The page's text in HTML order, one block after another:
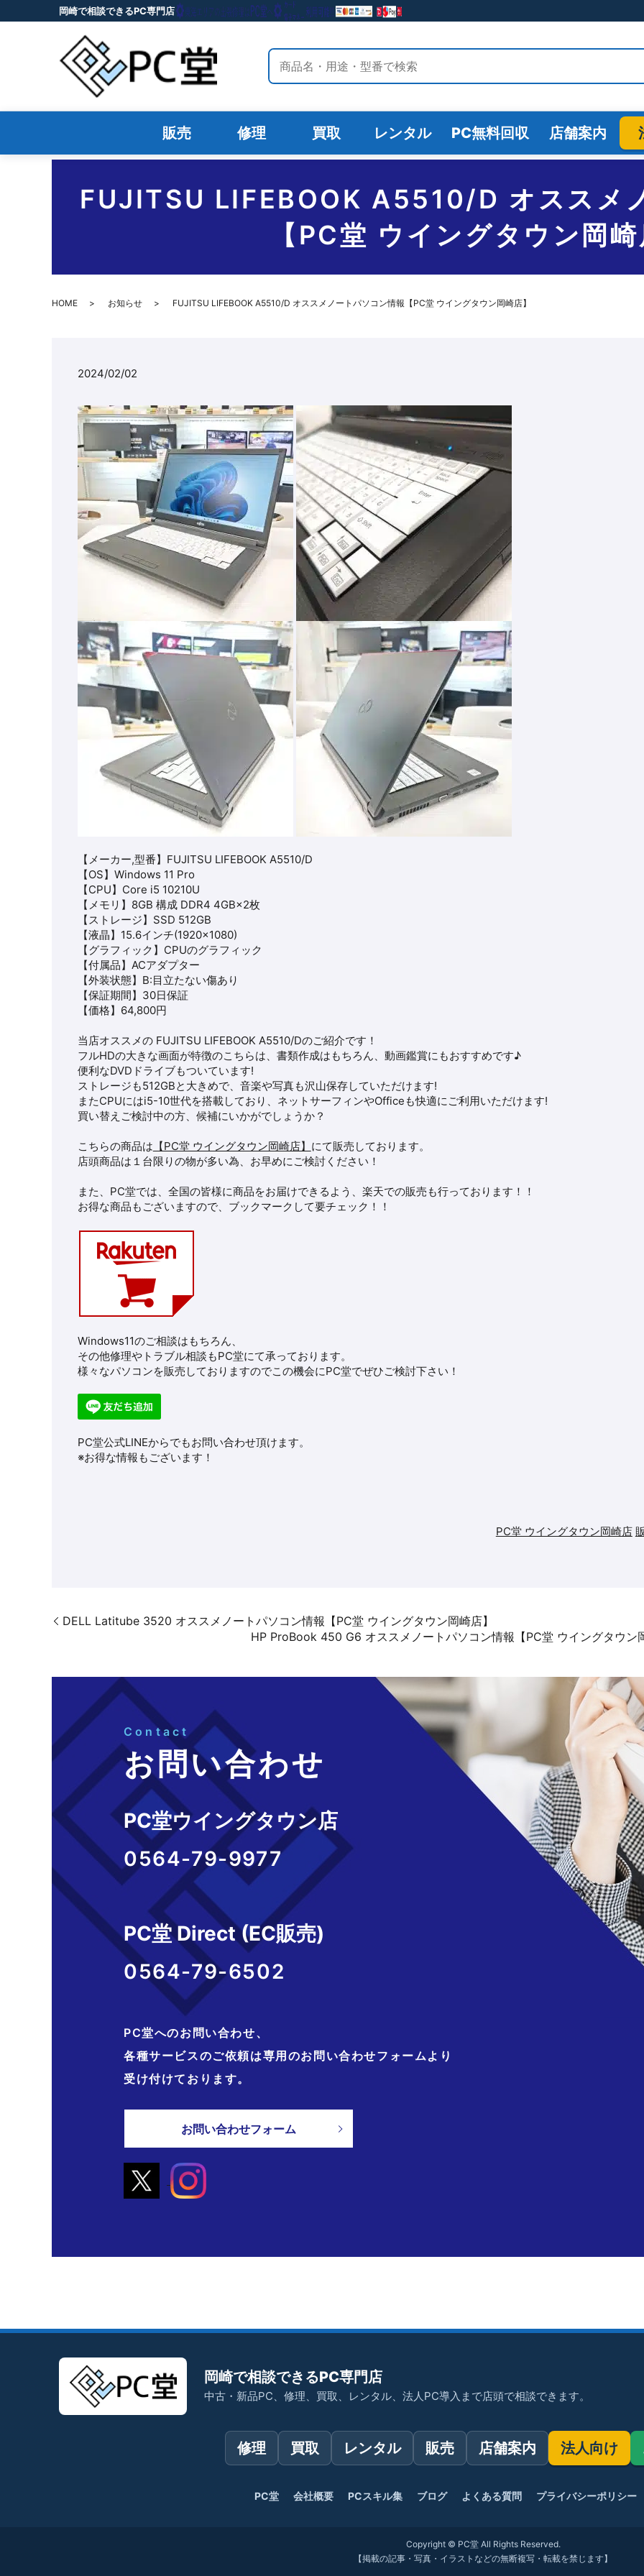
岡崎で相談できるPC専門店
サイト内検索
販売 修理 買取 レンタル PC無料回収 店舗案内
FUJITSU LIFEBOOK A5510/D オススメ
【PC堂 ウイングタウン岡
HOME お知らせ FUJITSU LIFEBOOK A5510/D オススメノートパソコン情報【PC堂 ウイングタウン岡崎店】
2024/02/02
【メーカー,型番】FUJITSU LIFEBOOK A5510/D
【OS】Windows 11 Pro
【CPU】Core i5 10210U
【メモリ】8GB 構成 DDR4 4GB×2枚
【ストレージ】SSD 512GB
【液晶】15.6インチ(1920×1080)
【グラフィック】CPUのグラフィック
【付属品】ACアダプター
【外装状態】B:目立たない傷あり
【保証期間】30日保証
【価格】64,800円
当店オススメの FUJITSU LIFEBOOK A5510/Dのご紹介です！
フルHDの大きな画面が特徴のこちらは、書類作成はもちろん、動画鑑賞にもおすすめです♪
便利なDVDドライブもついています!
ストレージも512GBと大きめで、音楽や写真も沢山保存していただけます!
またCPUにはi5-10世代を搭載しており、ネットサーフィンやOfficeも快適にご利用いただけます!
買い替えご検討中の方、候補にいかがでしょうか？
こちらの商品は 【PC堂 ウイングタウン岡崎店】 にて販売しております。
店頭商品は１台限りの物が多い為、お早めにご検討ください！
また、PC堂では、全国の皆様に商品をお届けできるよう、楽天での販売も行っております！！
お得な商品もございますので、ブックマークして要チェック！！
Windows11のご相談はもちろん、
その他修理やトラブル相談もPC堂にて承っております。
様々なパソコンを販売しておりますのでこの機会にPC堂でぜひご検討下さい！
PC堂公式LINEからでもお問い合わせ頂けます。
※お得な情報もございます！
PC堂 ウイングタウン岡崎店
DELL Latitube 3520 オススメノートパソコン情報【PC堂 ウイングタウン岡崎店】
HP ProBook 450 G6 オススメノートパソコン情報【PC堂 ウイングタウン
Contact
お問い合わせ
PC堂ウイングタウン店
0564-79-9977
PC堂 Direct (EC販売)
0564-79-6502
PC堂へのお問い合わせ、
各種サービスのご依頼は専用のお問い合わせフォームより
受け付けております。
お問い合わせフォーム
岡崎で相談できるPC専門店
中古・新品PC、修理、買取、レンタル、法人PC導入まで店頭で相談できます。
修理 買取 レンタル 販売 店舗案内 法人向け
PC堂 会社概要 PCスキル集 ブログ よくある質問 プライバシーポリシー
Copyright © PC堂 All Rights Reserved.
【掲載の記事・写真・イラストなどの無断複写・転載を禁じます】